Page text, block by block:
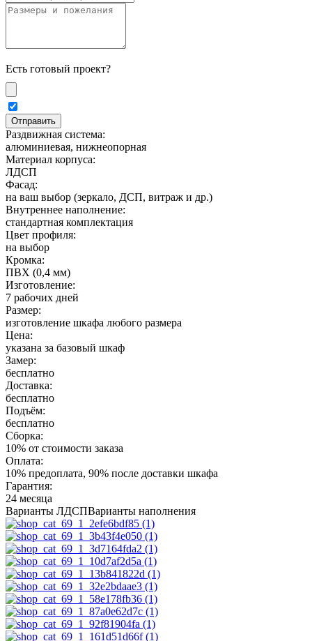
Есть готовый проект?
Раздвижная система:
алюминиевая, нижнеопорная
Материал корпуса:
ЛДСП
Фасад:
на ваш выбор (зеркало, ДСП, витраж и др.)
Внутреннее наполнение:
стандартная комплектация
Цвет профиля:
на выбор
Кромка:
ПВХ (0,4 мм)
Изготовление:
7 рабочих дней
Размер:
изготовление шкафа любого размера
Цена:
указана за базовый шкаф
Замер:
бесплатно
Доставка:
бесплатно
Подъём:
бесплатно
Сборка:
10% от стоимости заказа
Оплата:
10% предоплата, 90% после доставки шкафа
Гарантия:
24 месяца
Варианты ЛДСПВарианты наполнения